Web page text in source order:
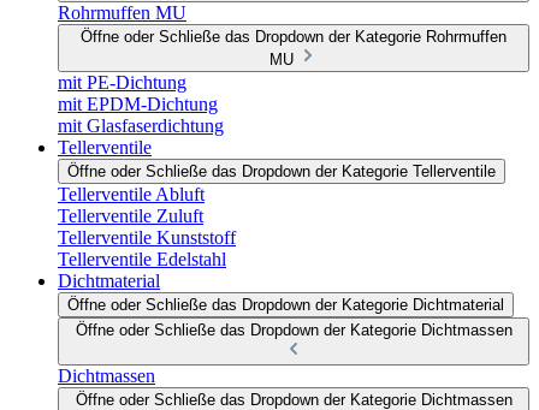
Rohrmuffen MU
Öffne oder Schließe das Dropdown der Kategorie Rohrmuffen
MU
mit PE-Dichtung
mit EPDM-Dichtung
mit Glasfaserdichtung
Tellerventile
Öffne oder Schließe das Dropdown der Kategorie Tellerventile
Tellerventile Abluft
Tellerventile Zuluft
Tellerventile Kunststoff
Tellerventile Edelstahl
Dichtmaterial
Öffne oder Schließe das Dropdown der Kategorie Dichtmaterial
Öffne oder Schließe das Dropdown der Kategorie Dichtmassen
Dichtmassen
Öffne oder Schließe das Dropdown der Kategorie Dichtmassen